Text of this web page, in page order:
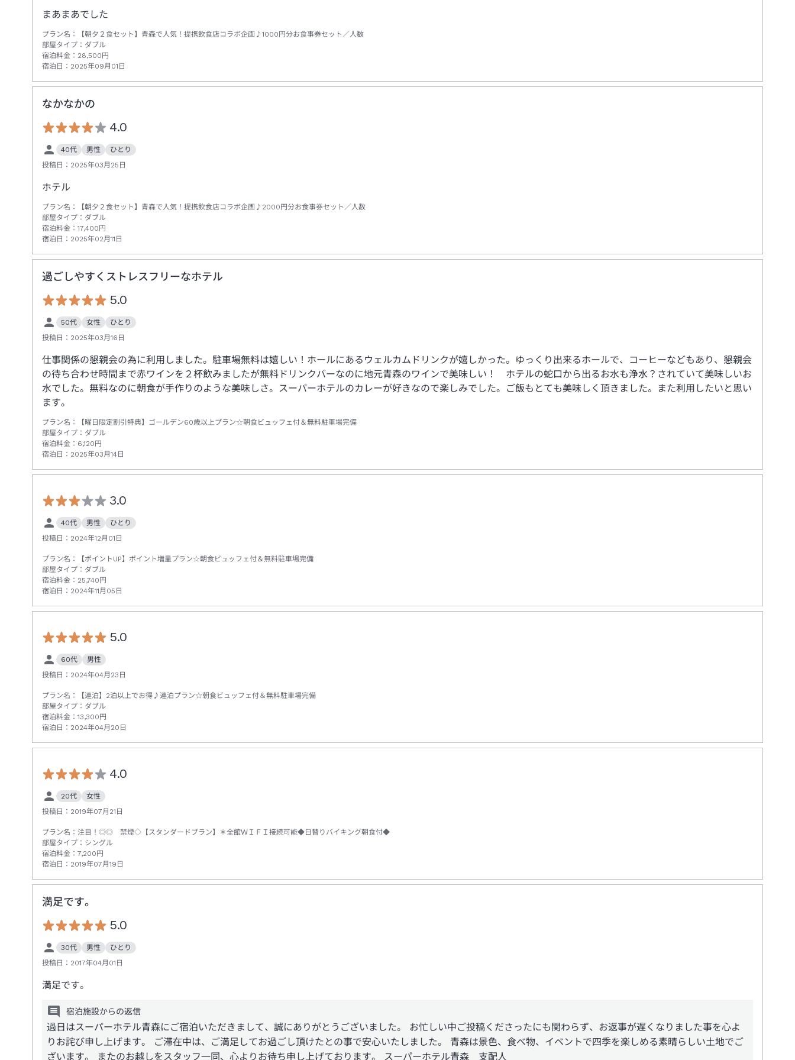
まあまあでした
プラン名：
【朝夕２食セット】青森で人気！提携飲食店コラボ企画♪1000円分お食事券セット／人数
部屋タイプ： ダブル
宿泊料金： 28,500 円
宿泊日： 2025年09月01日
なかなかの
4.0
40代 男性
ひとり
投稿日： 2025年03月25日
ホテル
プラン名：
【朝夕２食セット】青森で人気！提携飲食店コラボ企画♪2000円分お食事券セット／人数
部屋タイプ： ダブル
宿泊料金： 17,400 円
宿泊日： 2025年02月11日
過ごしやすくストレスフリーなホテル
5.0
50代 女性
ひとり
投稿日： 2025年03月16日
仕事関係の懇親会の為に利用しました。駐車場無料は嬉しい！ホールにあるウェルカムドリンクが嬉しかった。ゆっくり出来るホールで、コーヒーなどもあり、懇親会
の待ち合わせ時間まで赤ワインを２杯飲みましたが無料ドリンクバーなのに地元青森のワインで美味しい！ ホテルの蛇口から出るお水も浄水？されていて美味しいお
水でした。無料なのに朝食が手作りのような美味しさ。スーパーホテルのカレーが好きなので楽しみでした。ご飯もとても美味しく頂きました。また利用したいと思い
ます。
プラン名：
【曜日限定割引特典】ゴールデン60歳以上プラン☆朝食ビュッフェ付＆無料駐車場完備
部屋タイプ： ダブル
宿泊料金： 6,120 円
宿泊日： 2025年03月14日
3.0
40代 男性
ひとり
投稿日： 2024年12月01日
プラン名：
【ポイントUP】ポイント増量プラン☆朝食ビュッフェ付＆無料駐車場完備
部屋タイプ： ダブル
宿泊料金： 25,740 円
宿泊日： 2024年11月05日
5.0
60代
男性
投稿日： 2024年04月23日
プラン名：
【連泊】2泊以上でお得♪連泊プラン☆朝食ビュッフェ付＆無料駐車場完備
部屋タイプ： ダブル
宿泊料金： 13,300 円
宿泊日： 2024年04月20日
4.0
20代
女性
投稿日： 2019年07月21日
プラン名： 注目！◎◎ 禁煙◇【スタンダードプラン】＊全館ＷＩＦＩ接続可能◆日替りバイキング朝食付◆
部屋タイプ： シングル
宿泊料金： 7,200 円
宿泊日： 2019年07月19日
満足です。
5.0
30代 男性
ひとり
投稿日： 2017年04月01日
満足です。
宿泊施設からの返信
過日はスーパーホテル青森にご宿泊いただきまして、誠にありがとうございました。 お忙しい中ご投稿くださったにも関わらず、お返事が遅くなりました事を心よ
りお詫び申し上げます。 ご滞在中は、ご満足してお過ごし頂けたとの事で安心いたしました。 青森は景色、食べ物、イベントで四季を楽しめる素晴らしい土地でご
ざいます。 またのお越しをスタッフ一同、心よりお待ち申し上げております。 スーパーホテル青森 支配人